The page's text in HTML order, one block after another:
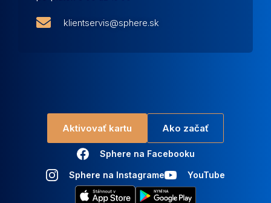
klientservis@sphere.sk
Aktivovať kartu Ako začať
Sphere na Facebooku
Sphere na Instagrame YouTube